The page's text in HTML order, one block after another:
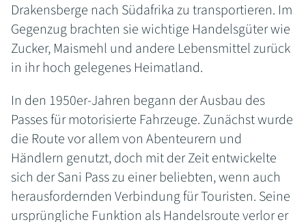
Drakensberge nach Südafrika zu transportieren. Im
Gegenzug brachten sie wichtige Handelsgüter wie
Zucker, Maismehl und andere Lebensmittel zurück
in ihr hoch gelegenes Heimatland.
In den 1950er-Jahren begann der Ausbau des
Passes für motorisierte Fahrzeuge. Zunächst wurde
die Route vor allem von Abenteurern und
Händlern genutzt, doch mit der Zeit entwickelte
sich der Sani Pass zu einer beliebten, wenn auch
herausfordernden Verbindung für Touristen. Seine
ursprüngliche Funktion als Handelsroute verlor er